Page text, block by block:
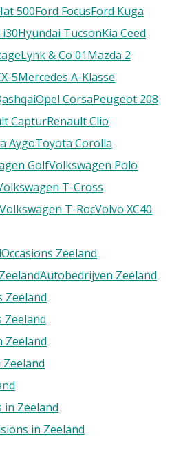
500Ford FocusFord Kuga
Hyundai TucsonKia Ceed
Lynk & Co 01Mazda 2
5Mercedes A-Klasse
Opel CorsaPeugeot 208
CapturRenault Clio
AygoToyota Corolla
GolfVolkswagen Polo
T-Cross
Volkswagen T-RocVolvo XC40
Occasions Zeeland
Autobedrijven Zeeland
Zeeland
Zeeland
Zeeland
in Zeeland
in Zeeland